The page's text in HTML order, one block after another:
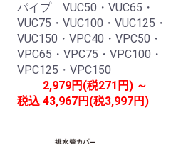
パイプ VUC50・VUC65・
VUC75・VUC100・VUC125・
VUC150・VPC40・VPC50・
VPC65・VPC75・VPC100・
VPC125・VPC150
税込
2,979円(税271円) ～
43,967円(税3,997円)